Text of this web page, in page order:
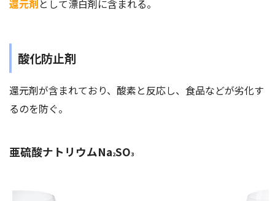
還元剤 として漂白剤に含まれる。
酸化防止剤
還元剤が含まれており、酸素と反応し、食品などが劣化す
るのを防ぐ。
亜硫酸ナトリウムNa2SO3